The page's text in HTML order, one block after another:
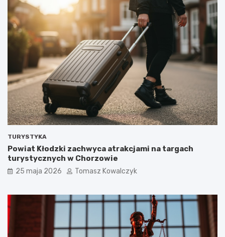
TURYSTYKA
Powiat Kłodzki zachwyca atrakcjami na targach
turystycznych w Chorzowie
25 maja 2026 Tomasz Kowalczyk